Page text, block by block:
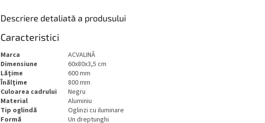
Descriere detaliată a produsului
Caracteristici
Marca
ACVALINĂ
Dimensiune
60x80x3,5 cm
Lăţime
600 mm
Înălţime
800 mm
Culoarea cadrului
Negru
Material
Aluminiu
Tip oglindă
Oglinzi cu iluminare
Formă
Un dreptunghi